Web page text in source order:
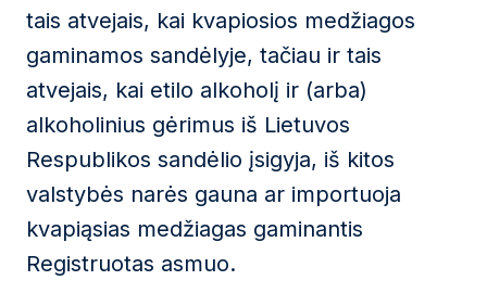
tais atvejais, kai kvapiosios medžiagos
gaminamos sandėlyje, tačiau ir tais
atvejais, kai etilo alkoholį ir (arba)
alkoholinius gėrimus iš Lietuvos
Respublikos sandėlio įsigyja, iš kitos
valstybės narės gauna ar importuoja
kvapiąsias medžiagas gaminantis
Registruotas asmuo.